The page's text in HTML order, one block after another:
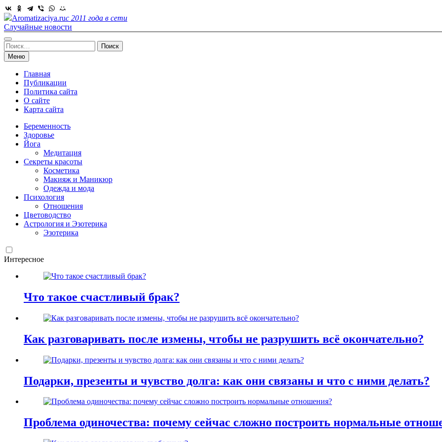
Skip
to
content
Aromatizaciya.ruс 2011 года в сети
Случайные новости
Найти:
Меню
Главная
Публикации
Политика сайта
О сайте
Карта сайта
Беременность
Здоровье
Йога
Медитация
Секреты красоты
Косметика
Макияж и Маникюр
Одежда и мода
Психология
Отношения
Цветоводство
Астрология и Эзотерика
Эзотерика
Интересное
Что такое счастливый брак?
Как разговаривать после измены, чтобы не разрушить всё окончательно?
Подарки, презенты и чувство долга: как они связаны и что с ними делать?
Проблема одиночества: почему сейчас сложно построить нормальные